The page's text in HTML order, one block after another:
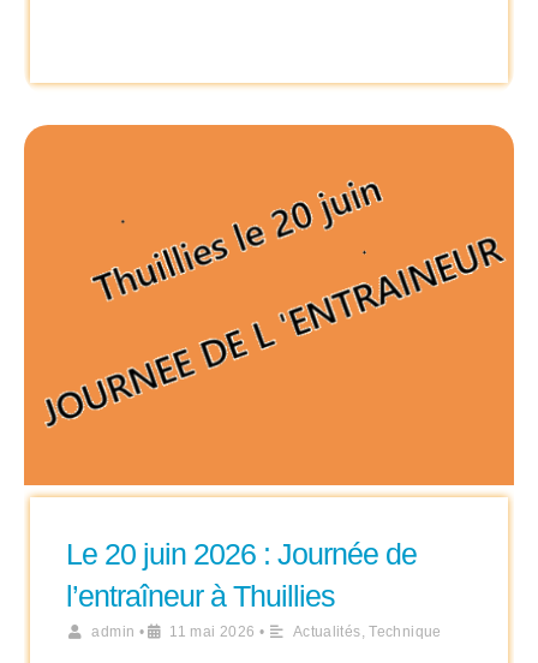
Le 20 juin 2026 : Journée de
l’entraîneur à Thuillies
admin • 11 mai 2026 • Actualités,Technique